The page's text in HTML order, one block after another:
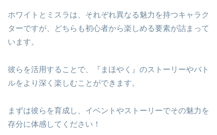
ホワイトとミスラは、それぞれ異なる魅力を持つキャラク
ターですが、どちらも初心者から楽しめる要素が詰まって
います。
彼らを活用することで、『まほやく』のストーリーやバト
ルをより深く楽しむことができます。
まずは彼らを育成し、イベントやストーリーでその魅力を
存分に体感してください！